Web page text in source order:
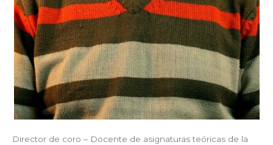
Director de coro – Docente de asignaturas teóricas de la